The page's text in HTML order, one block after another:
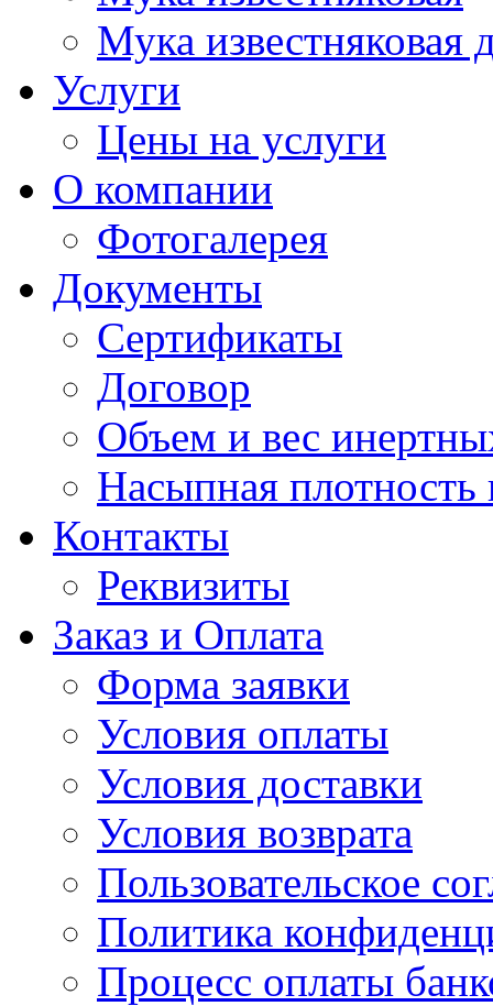
Мука известняковая
Услуги
Цены на услуги
О компании
Фотогалерея
Документы
Сертификаты
Договор
Объем и вес
Насыпная
Контакты
Реквизиты
Заказ и Оплата
Форма заявки
Условия оплаты
Условия доставки
Условия возврата
Пользовательское
Политика
Процесс оплаты